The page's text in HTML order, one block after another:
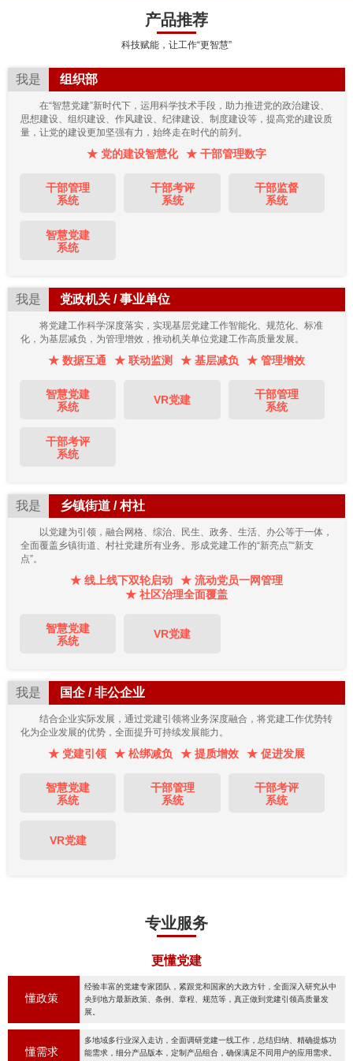
产品推荐
科技赋能，让工作“更智慧”
我是 组织部
在“智慧党建”新时代下，运用科学技术手段，助力推进党的政治建设、
思想建设、组织建设、作风建设、纪律建设、制度建设等，提高党的建设质
量，让党的建设更加坚强有力，始终走在时代的前列。
★ 党的建设智慧化 ★ 干部管理数字
干部管理
系统
干部考评
系统
干部监督
系统
智慧党建
系统
我是 党政机关 / 事业单位
将党建工作科学深度落实，实现基层党建工作智能化、规范化、标准
化，为基层减负，为管理增效，推动机关单位党建工作高质量发展。
★ 数据互通 ★ 联动监测 ★ 基层减负 ★ 管理增效
智慧党建
系统
VR党建
干部管理
系统
干部考评
系统
我是 乡镇街道 / 村社
以党建为引领，融合网格、综治、民生、政务、生活、办公等于一体，
全面覆盖乡镇街道、村社党建所有业务。形成党建工作的“新亮点”“新支
点”。
★ 线上线下双轮启动
★ 流动党员一网管理
★ 社区治理全面覆盖
智慧党建
系统
VR党建
我是 国企 / 非公企业
结合企业实际发展，通过党建引领将业务深度融合，将党建工作优势转
化为企业发展的优势，全面提升可持续发展能力。
★ 党建引领 ★ 松绑减负 ★ 提质增效 ★ 促进发展
智慧党建
系统
干部管理
系统
干部考评
系统
VR党建
专业服务
更懂党建
懂政策
经验丰富的党建专家团队，紧跟党和国家的大政方针，全面深入研究从中
央到地方最新政策、条例、章程、规范等，真正做到党建引领高质量发
展。
懂需求
多地域多行业深入走访，全面调研党建一线工作，总结归纳、精确提炼功
能需求，细分产品版本，定制产品组合，确保满足不同用户的应用需求。